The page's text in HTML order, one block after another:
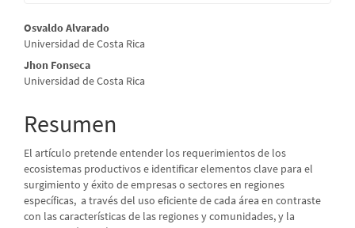
Contenido
principal
del
artículo
Osvaldo Alvarado
Universidad de Costa Rica
Jhon Fonseca
Universidad de Costa Rica
Resumen
El artículo pretende entender los requerimientos de los
ecosistemas productivos e identificar elementos clave para el
surgimiento y éxito de empresas o sectores en regiones
específicas, a través del uso eficiente de cada área en contraste
con las características de las regiones y comunidades, y la